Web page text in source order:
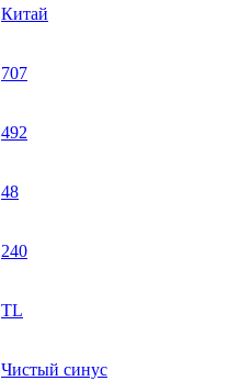
Китай
707
492
48
240
TL
Чистый синус